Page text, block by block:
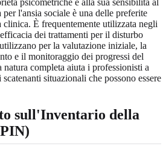
per l'ansia sociale è una delle preferite
clinica. È frequentemente utilizzata negli
dei trattamenti per il disturbo
per la valutazione iniziale, la
e il monitoraggio dei progressi del
natura completa aiuta i professionisti a
situazionali che possono essere
sull'Inventario della